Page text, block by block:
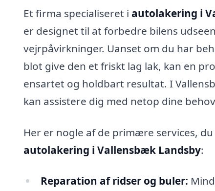
Et firma specialiseret i autolakering i
er designet til at forbedre bilens
vejrpåvirkninger. Uanset om du har
blot give den et friskt lag lak, kan en
ensartet og holdbart resultat. I
kan assistere dig med netop dine
Her er nogle af de primære services,
autolakering i Vallensbæk Landsby:
Reparation af ridser og buler: